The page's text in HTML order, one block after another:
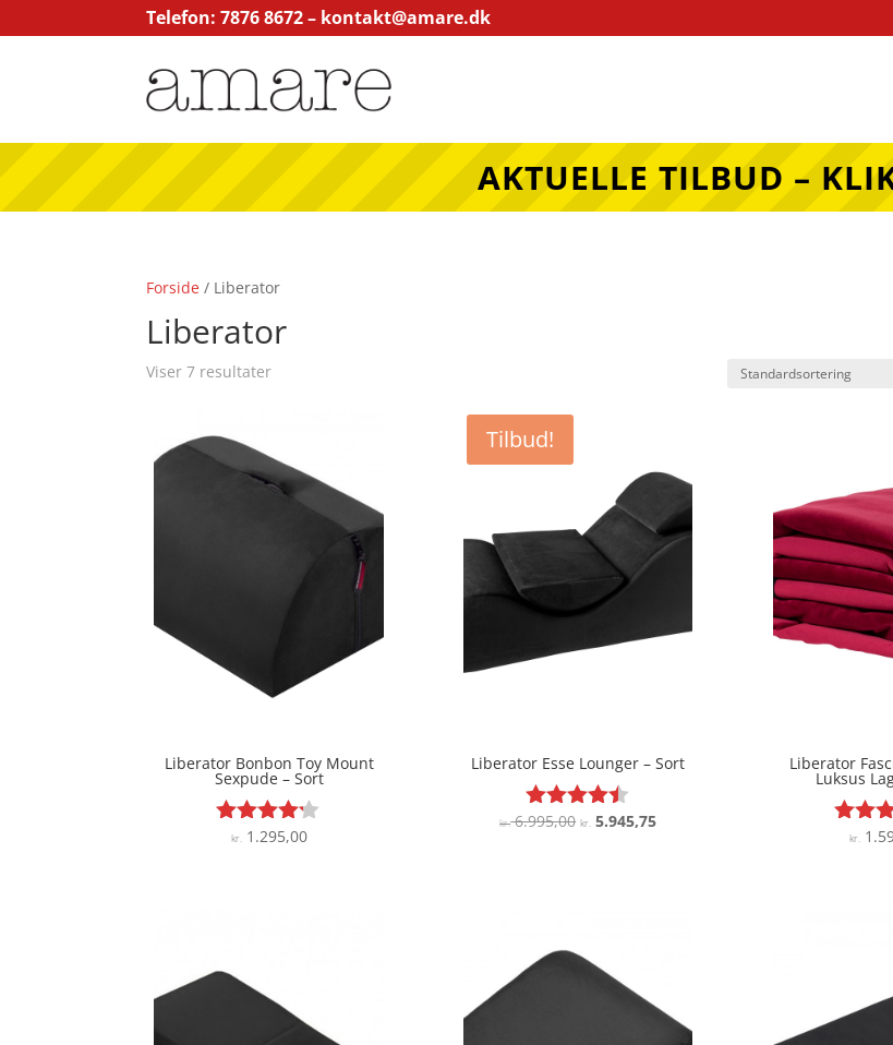
Telefon: 7876 8672 – kontakt@amare.dk
AKTUELLE TILBUD –
Forside / Liberator
Liberator
Viser 7 resultater
Liberator Bonbon Toy Mount
Sexpude – Sort
Vurderet
kr.1.295,00
Tilbud!
Liberator Esse Lounger – Sort
Vurderet
kr.6.995,00 Den
kr. 5.945,75Den
Liberator
Luksus
kr.